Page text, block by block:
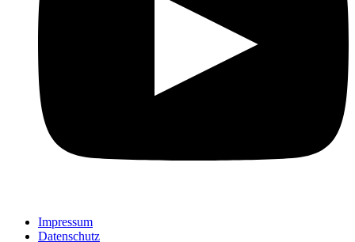
Impressum
Datenschutz